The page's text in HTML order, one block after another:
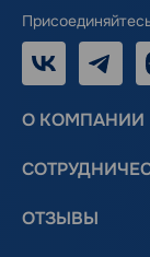
О КОМПАНИИ
ОТЗЫВЫ